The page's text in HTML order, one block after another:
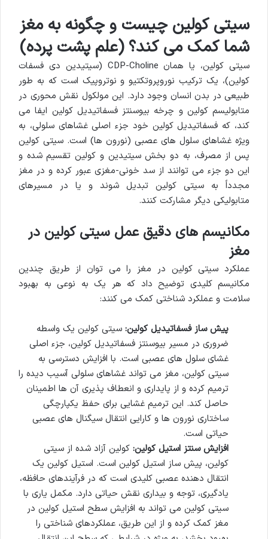
سیتی کولین چیست و چگونه به مغز
شما کمک می کند؟ (علم پشت پرده)
سیتی کولین، یا همان CDP-Choline (سیتیدین دی فسفات
کولین)، یک ترکیب نوروپروتکتیو و نوتروپیک است که به طور
طبیعی در بدن انسان وجود دارد. این مولکول نقش محوری در
متابولیسم کولین و چرخه بیوسنتز فسفاتیدیل کولین ایفا می
کند، که فسفاتیدیل کولین خود جزء اصلی غشاهای سلولی، به
ویژه غشاهای سلول های عصبی (نورون ها) است. سیتی کولین
پس از مصرف، به دو بخش سیتیدین و کولین تقسیم شده و
این دو جزء می توانند از سد خونی-مغزی عبور کرده و در مغز
مجدداً به سیتی کولین تبدیل شوند و یا در مسیرهای
متابولیکی دیگر مشارکت کنند.
مکانیسم های دقیق عمل سیتی کولین در
مغز
عملکرد سیتی کولین در مغز را می توان از طریق چندین
مکانیسم کلیدی توضیح داد که هر یک به نوعی به بهبود
سلامت و عملکرد شناختی کمک می کنند:
پیش ساز فسفاتیدیل کولین: سیتی کولین یک واسطه
ضروری در مسیر بیوسنتز فسفاتیدیل کولین، جزء اصلی
غشای سلول های عصبی است. با افزایش دسترسی به
سیتی کولین، مغز می تواند غشاهای سلولی آسیب دیده را
ترمیم کرده و از پایداری و انعطاف پذیری آن ها اطمینان
حاصل کند. این ترمیم غشایی برای حفظ یکپارچگی
ساختاری نورون ها و کارایی انتقال سیگنال های عصبی
حیاتی است.
افزایش سنتز استیل کولین: کولین آزاد شده از سیتی
کولین، پیش ساز استیل کولین است. استیل کولین یک
انتقال دهنده عصبی کلیدی است که در فرآیندهای حافظه،
یادگیری، توجه و بیداری نقش حیاتی دارد. مکمل یاری با
سیتی کولین می تواند به افزایش سطح استیل کولین در
مغز کمک کرده و از این طریق، عملکردهای شناختی را